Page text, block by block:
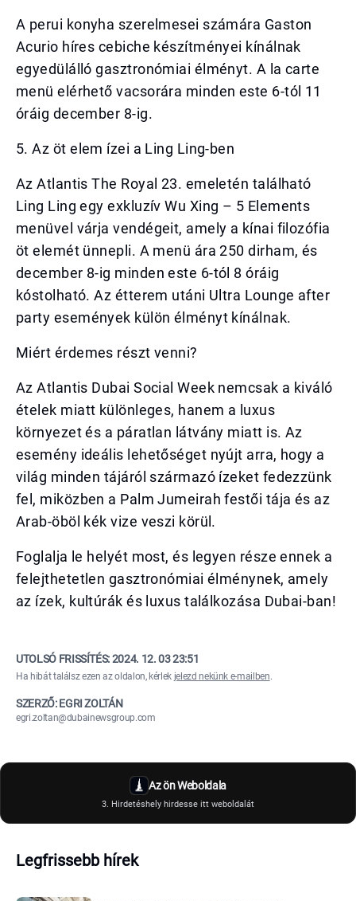
A perui konyha szerelmesei számára Gaston
Acurio híres cebiche készítményei kínálnak
egyedülálló gasztronómiai élményt. A la carte
menü elérhető vacsorára minden este 6-tól 11
óráig december 8-ig.
5. Az öt elem ízei a Ling Ling-ben
Az Atlantis The Royal 23. emeletén található
Ling Ling egy exkluzív Wu Xing – 5 Elements
menüvel várja vendégeit, amely a kínai filozófia
öt elemét ünnepli. A menü ára 250 dirham, és
december 8-ig minden este 6-tól 8 óráig
kóstolható. Az étterem utáni Ultra Lounge after
party események külön élményt kínálnak.
Miért érdemes részt venni?
Az Atlantis Dubai Social Week nemcsak a kiváló
ételek miatt különleges, hanem a luxus
környezet és a páratlan látvány miatt is. Az
esemény ideális lehetőséget nyújt arra, hogy a
világ minden tájáról származó ízeket fedezzünk
fel, miközben a Palm Jumeirah festői tája és az
Arab-öböl kék vize veszi körül.
Foglalja le helyét most, és legyen része ennek a
felejthetetlen gasztronómiai élménynek, amely
az ízek, kultúrák és luxus találkozása Dubai-ban!
UTOLSÓ FRISSÍTÉS:2024. 12. 03 23:51
Ha hibát találsz ezen az oldalon, kérlek jelezd nekünk e-mailben.
SZERZŐ: EGRI ZOLTÁN
egri.zoltan@dubainewsgroup.com
Az ön Weboldala
3. Hirdetéshely hirdesse itt weboldalát
Legfrissebb hírek